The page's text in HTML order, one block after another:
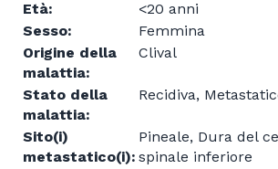
Età:
<20 anni
Sesso:
Femmina
Origine della
malattia:
Clival
Stato della
malattia:
Recidiva,
Sito(i)
metastatico(i):
Pineale, Dura del
spinale inferiore